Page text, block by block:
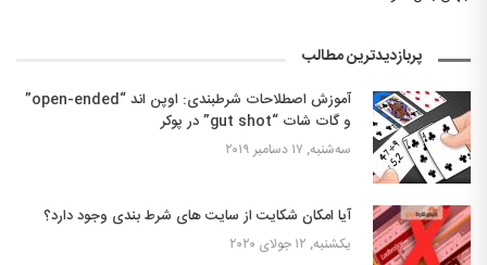
پربازدیدترین مطالب
آموزش اصطلاحات شرطبندی: اوپن اند “open-ended”
و گات شات “gut shot” در پوکر
سه‌شنبه, ۱۷ دسامبر ۲۰۱۹
آیا امکان شکایت از سایت های شرط بندی وجود دارد؟
یکشنبه, ۱۲ جولای ۲۰۲۰